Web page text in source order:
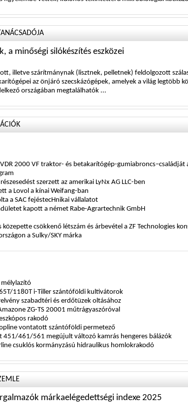
a minőségi silókészítés eszközei
illetve szárítmánynak (lisztnek, pelletnek) feldolgozott
az önjáró szecskázógépek, amelyek a világ legtöbb
országában megtalálhatók ...
2000 VF traktor- és betakarítógép-gumiabroncs–családját
szerzett az amerikai LyNx AG LLC-ben
a Lovol a kínai Weifang-ban
a SAC fe­jés­tecH­nikai vállalatot
kapott a német Rabe-Agrartechnik GmbH
csökkenő létszám és árbevétel a ZF Technologies
a Sulky/SKY márka
1180T i-Tiller szántóföldi kultivátorok
szabadtéri és erdőtüzek oltásához
ZG-TS 20001 műtrágyaszóróval
rakodó
vontatott szántóföldi permetező
451/461/561 megújult változó kamrás hengeres bálázók
csuklós kormányzású hidraulikus homlokrakodó
márkaelégedettségi indexe 2025